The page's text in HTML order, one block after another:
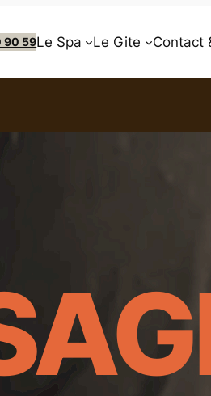
90 59Le Spa Le Gite Contact